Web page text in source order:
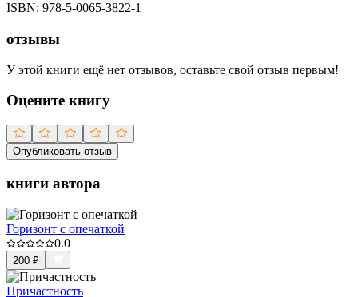
ISBN: 978-5-0065-3822-1
отзывы
У этой книги ещё нет отзывов, оставьте свой отзыв первым!
Оцените книгу
Опубликовать отзыв
книги автора
Горизонт с опечаткой
0.0
200 ₽
Причастность